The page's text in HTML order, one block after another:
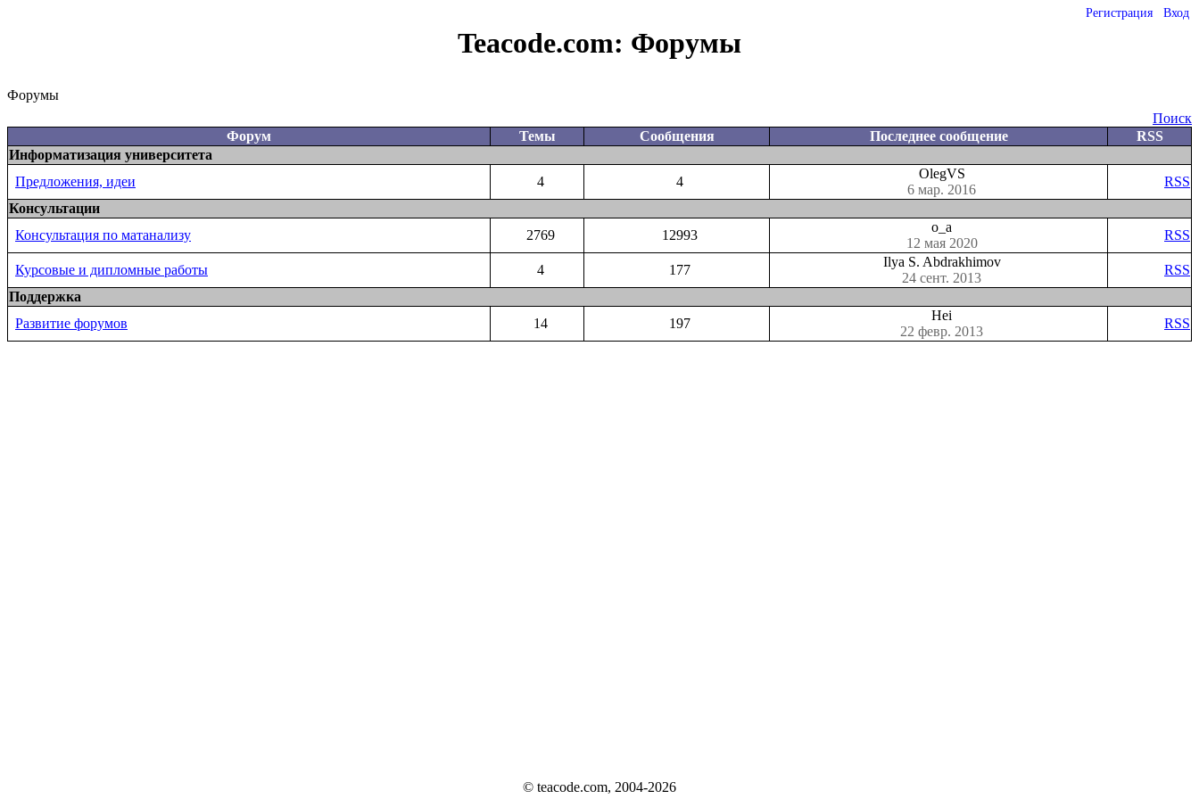
Регистрация Вход
Teacode.com: Форумы
Форумы
Поиск
Форум
Темы Сообщения Последнее сообщение
RSS
Информатизация университета
Предложения, идеи
4 4
OlegVS
6 мар. 2016
RSS
Консультации
Консультация по матанализу
2769 12993
o_a
12 мая 2020
RSS
Курсовые и дипломные работы 4 177
Ilya S. Abdrakhimov
24 сент. 2013
RSS
Поддержка
Развитие форумов
14 197
Hei
22 февр. 2013
RSS
© teacode.com, 2004-2026